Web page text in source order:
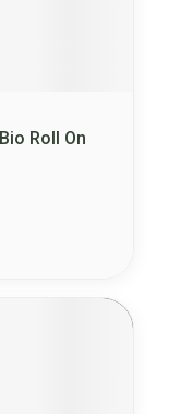
Roll On